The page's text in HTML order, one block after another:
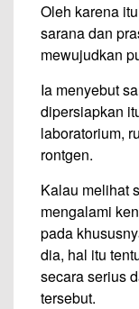
Oleh karena
sarana dan
mewujudkan
Ia menyebut
dipersiapkan
laboratorium,
rontgen.
Kalau melihat
mengalami
pada
dia, hal itu
secara serius
tersebut.